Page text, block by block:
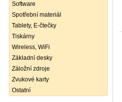
Software
Spotřební materiál
Tablety, E-čtečky
Tiskárny
Wireless, WiFi
Základní desky
Záložní zdroje
Zvukové karty
Ostatní